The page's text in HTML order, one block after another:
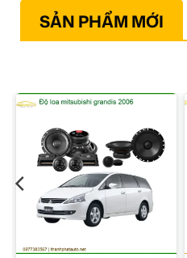
SẢN PHẨM MỚI